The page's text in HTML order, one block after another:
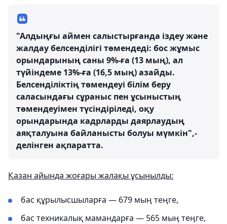
"Алдыңғы аймен салыстырғанда іздеу және
жалдау белсенділігі төмендеді: бос жұмыс
орындарының саны 9%-ға (13 мың), ал
түйіндеме 13%-ға (16,5 мың) азайды.
Белсенділіктің төмендеуі білім беру
саласындағы сұраныс пен ұсыныстың
төмендеуімен түсіндіріледі, оқу
орындарында кадрларды даярлаудың
аяқталуына байланысты болуы мүмкін",-
делінген ақпаратта.
Қазан айында жоғары жалақы ұсынылды:
бас құрылысшыларға — 679 мың теңге,
бас техникалық мамандарға — 565 мың теңге,